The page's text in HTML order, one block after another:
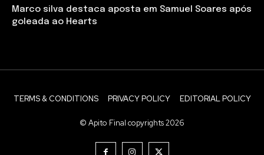
Marco silva destaca aposta em Samuel Soares após
goleada ao Hearts
TERMS & CONDITIONS PRIVACY POLICY EDITORIAL POLICY
© Apito Final copyrights 2026